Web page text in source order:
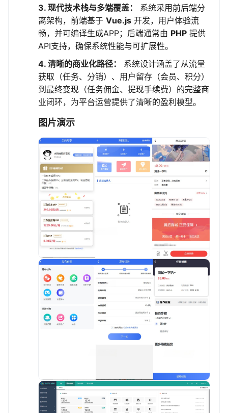
3. 现代技术栈与多端覆盖：
系统采用前后端分
离架构，前端基于 Vue.js 开发，用户体验流
畅，并可编译生成APP；后端通常由 PHP 提供
API支持，确保系统性能与可扩展性。
4. 清晰的商业化路径：
系统设计涵盖了从流量
获取（任务、分销）、用户留存（会员、积分）
到最终变现（任务佣金、提现手续费）的完整商
业闭环，为平台运营提供了清晰的盈利模型。
图片演示